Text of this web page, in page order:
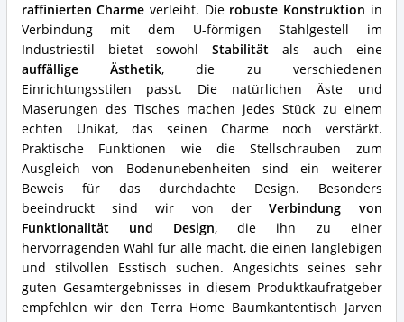
raffinierten Charme verleiht. Die robuste Konstruktion in
Verbindung mit dem U-förmigen Stahlgestell im
Industriestil bietet sowohlStabilität als auch eine
auffällige Ästhetik, die zu verschiedenen
Einrichtungsstilen passt. Die natürlichen Äste und
Maserungen des Tisches machen jedes Stück zu einem
echten Unikat, das seinen Charme noch verstärkt.
Praktische Funktionen wie die Stellschrauben zum
Ausgleich von Bodenunebenheiten sind ein weiterer
Beweis für das durchdachte Design. Besonders
beeindruckt sind wir von derVerbindung von
Funktionalität und Design, die ihn zu einer
hervorragenden Wahl für alle macht, die einen langlebigen
und stilvollen Esstisch suchen. Angesichts seines sehr
guten Gesamtergebnisses in diesem Produktkaufratgeber
empfehlen wir den Terra Home Baumkantentisch Jarven